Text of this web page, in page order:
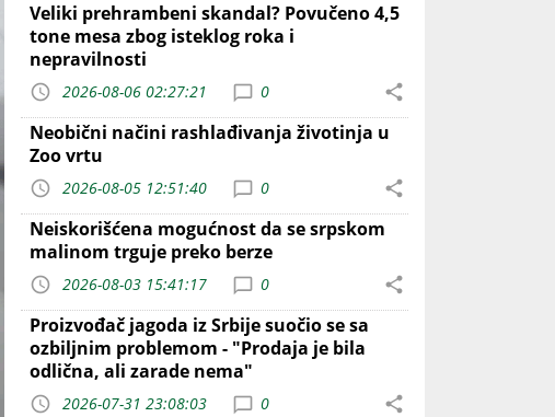
Veliki prehrambeni skandal? Povučeno 4,5
tone mesa zbog isteklog roka i
nepravilnosti
2026-08-06 02:27:21 0
Neobični načini rashlađivanja životinja u
Zoo vrtu
2026-08-05 12:51:40 0
Neiskorišćena mogućnost da se srpskom
malinom trguje preko berze
2026-08-03 15:41:17 0
Proizvođač jagoda iz Srbije suočio se sa
ozbiljnim problemom - "Prodaja je bila
odlična, ali zarade nema"
2026-07-31 23:08:03 0